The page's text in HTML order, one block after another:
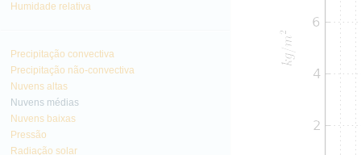
Humidade relativa
Precipitação convectiva
Precipitação não-convectiva
Nuvens altas
Nuvens médias
Nuvens baixas
Pressão
Radiação solar